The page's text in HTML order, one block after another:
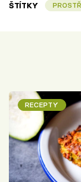
ŠTÍTKY
RECEPTY